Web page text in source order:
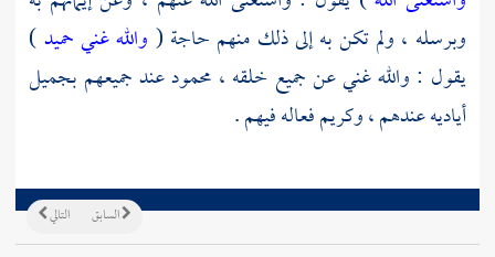
وبرسله ، ولم تكن به إلى ذلك منهم حاجة ( والله غني حميد)
يقول : والله غني عن جميع خلقه ، محمود عند جميعهم بجميل
أياديه عندهم ، وكريم فعاله فيهم .
التالي السابق